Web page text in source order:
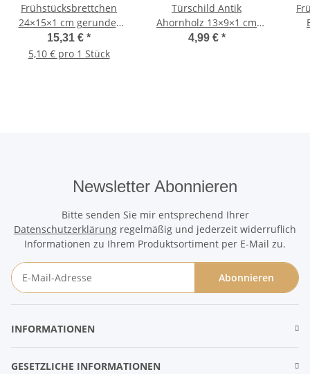
Frühstücksbrettchen
24×15×1 cm gerundet
3er Set Ahornholz –
naturbelassen
15,31 € *
5,10 € pro 1 Stück
Türschild Antik
Ahornholz 13×9×1 cm
oval – Blanko Rohling
4,99 € *
Newsletter Abonnieren
Bitte senden Sie mir entsprechend Ihrer
Datenschutzerklärung regelmäßig und jederzeit widerruflich
Informationen zu Ihrem Produktsortiment per E-Mail zu.
Abonnieren
INFORMATIONEN
GESETZLICHE INFORMATIONEN